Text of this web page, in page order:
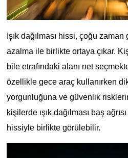
Işık dağılması hissi, çoğu
azalma ile birlikte ortaya çıkar.
bile etrafındaki alanı net
özellikle gece araç kullanırken
yorgunluğuna ve güvenlik
kişilerde ışık dağılması baş
hissiyle birlikte görülebilir.